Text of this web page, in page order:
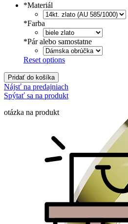
*Materiál
*Farba
*Pár alebo samostatne
Reset options
Pridať do košíka
Nájsť na predajniach
Spýtať sa na produkt
otázka na produkt